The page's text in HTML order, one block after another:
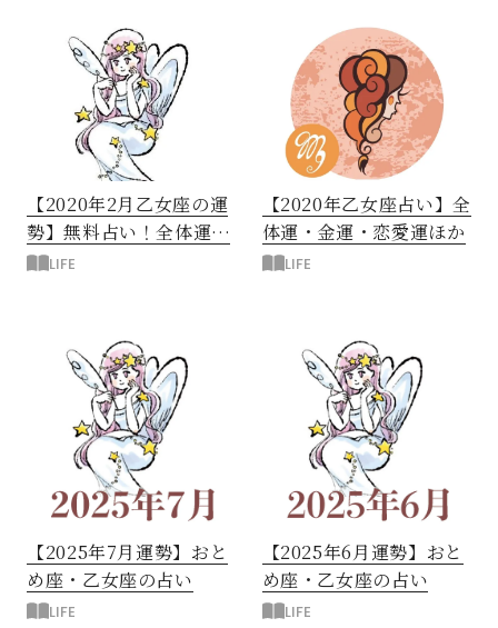
【2020年2月乙女座の運
勢】無料占い！全体運ほ
か LIFE
【2020年乙女座占い】全
体運・金運・恋愛運ほか
LIFE
【2025年7月運勢】おと
め座・乙女座の占い
LIFE
【2025年6月運勢】おと
め座・乙女座の占い
LIFE